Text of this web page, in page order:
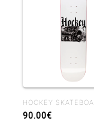
90.00€